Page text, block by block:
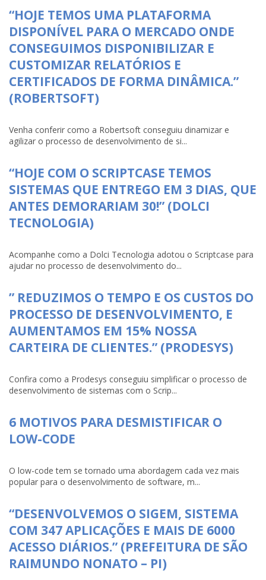
“HOJE TEMOS UMA PLATAFORMA
DISPONÍVEL PARA O MERCADO ONDE
CONSEGUIMOS DISPONIBILIZAR E
CUSTOMIZAR RELATÓRIOS E
CERTIFICADOS DE FORMA DINÂMICA.”
(ROBERTSOFT)
Venha conferir como a Robertsoft conseguiu dinamizar e
agilizar o processo de desenvolvimento de si...
“HOJE COM O SCRIPTCASE TEMOS
SISTEMAS QUE ENTREGO EM 3 DIAS, QUE
ANTES DEMORARIAM 30!” (DOLCI
TECNOLOGIA)
Acompanhe como a Dolci Tecnologia adotou o Scriptcase para
ajudar no processo de desenvolvimento do...
” REDUZIMOS O TEMPO E OS CUSTOS DO
PROCESSO DE DESENVOLVIMENTO, E
AUMENTAMOS EM 15% NOSSA
CARTEIRA DE CLIENTES.” (PRODESYS)
Confira como a Prodesys conseguiu simplificar o processo de
desenvolvimento de sistemas com o Scrip...
6 MOTIVOS PARA DESMISTIFICAR O
LOW-CODE
O low-code tem se tornado uma abordagem cada vez mais
popular para o desenvolvimento de software, m...
“DESENVOLVEMOS O SIGEM, SISTEMA
COM 347 APLICAÇÕES E MAIS DE 6000
ACESSO DIÁRIOS.” (PREFEITURA DE SÃO
RAIMUNDO NONATO – PI)